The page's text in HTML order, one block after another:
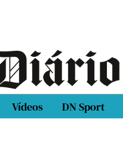
Vídeos DN Sport